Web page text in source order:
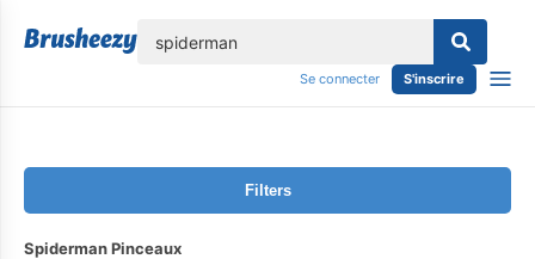
Se connecter S'inscrire
Filters
Spiderman Pinceaux